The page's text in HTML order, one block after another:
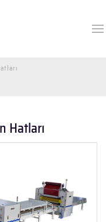
Hatları